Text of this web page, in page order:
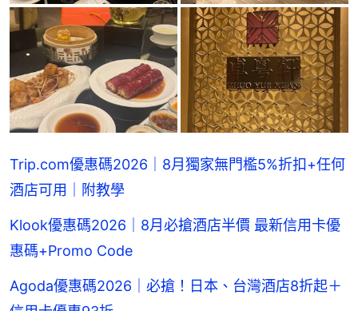
Trip.com優惠碼2026｜8月獨家無門檻5%折扣+任何
酒店可用｜附教學
Klook優惠碼2026｜8月必搶酒店半價 最新信用卡優
惠碼+Promo Code
Agoda優惠碼2026｜必搶！日本、台灣酒店8折起＋